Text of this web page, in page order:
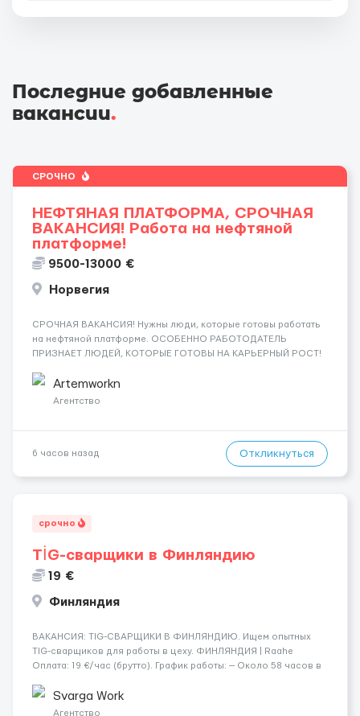
Последние добавленные
вакансии.
СРОЧНО
НЕФТЯНАЯ ПЛАТФОРМА, СРОЧНАЯ
ВАКАНСИЯ! Работа на нефтяной
платформе!
9500-13000 €
Норвегия
СРОЧНАЯ ВАКАНСИЯ! Нужны люди, которые готовы работать
на нефтяной платформе. ОСОБЕННО РАБОТОДАТЕЛЬ
ПРИЗНАЕТ ЛЮДЕЙ, КОТОРЫЕ ГОТОВЫ НА КАРЬЕРНЫЙ РОСТ!
сварщика, Помощник механика ( стыковка метала, зачистка
метала, подготовка рабочего места и т....
Artemworkn
Агентство
6 часов назад Откликнуться
срочно
TİG-сварщики в Финляндию
19 €
Финляндия
​​ВАКАНСИЯ: TIG-СВАРЩИКИ В ФИНЛЯНДИЮ. Ищем опытных
TIG-сварщиков для работы в цеху. ФИНЛЯНДИЯ | Raahe
Оплата: 19 €/час (брутто). График работы: — Около 58 часов в
переработки. Дата начала: — Как можно скорее....
Svarga Work
Агентство